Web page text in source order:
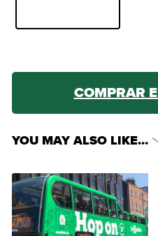
COMPRAR
YOU MAY ALSO LIKE…